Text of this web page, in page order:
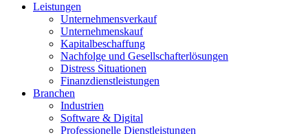
Leistungen
Unternehmensverkauf
Unternehmenskauf
Kapitalbeschaffung
Nachfolge und Gesellschafterlösungen
Distress Situationen
Finanzdienstleistungen
Branchen
Industrien
Software & Digital
Professionelle Dienstleistungen